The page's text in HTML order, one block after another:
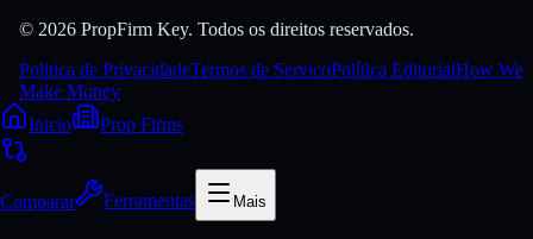
© 2026 PropFirm Key. Todos os direitos reservados.
Politica de PrivacidadeTermos de ServicoPolítica EditorialHow We
Make Money
Inicio
Prop Firms
Comparar Ferramentas Mais